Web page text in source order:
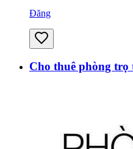
Đăng
Cho thuê phòng